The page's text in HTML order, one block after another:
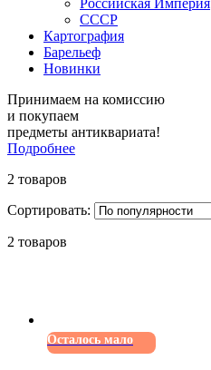
СССР
Картография
Барельеф
Новинки
Принимаем на комиссию
и покупаем
предметы антиквариата!
Подробнее
2 товаров
Сортировать:
2 товаров
Осталось мало